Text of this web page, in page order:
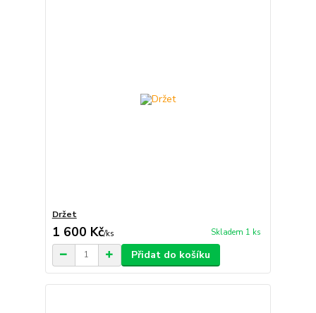
Držet
1 600 Kč/ks Skladem 1 ks
Přidat do košíku